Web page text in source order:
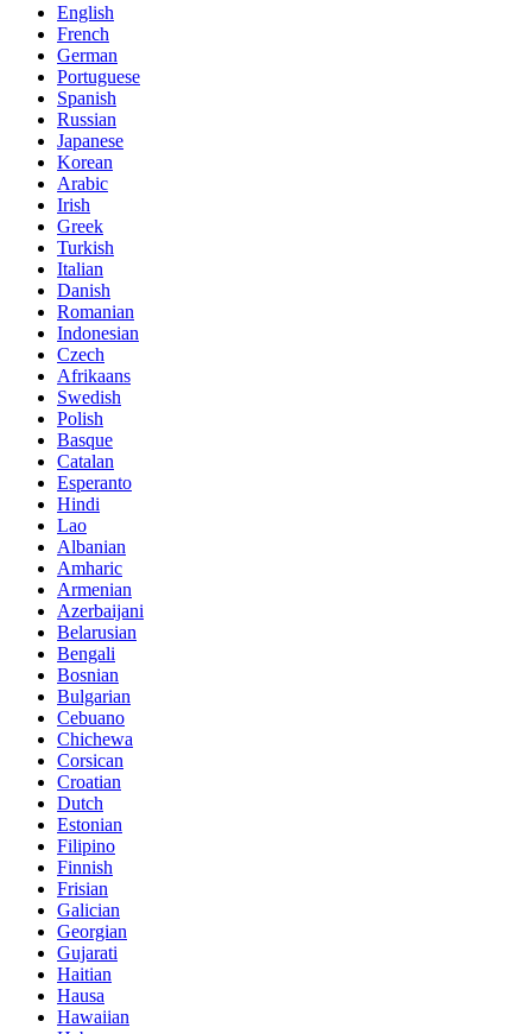
English
French
German
Portuguese
Spanish
Russian
Japanese
Korean
Arabic
Irish
Greek
Turkish
Italian
Danish
Romanian
Indonesian
Czech
Afrikaans
Swedish
Polish
Basque
Catalan
Esperanto
Hindi
Lao
Albanian
Amharic
Armenian
Azerbaijani
Belarusian
Bengali
Bosnian
Bulgarian
Cebuano
Chichewa
Corsican
Croatian
Dutch
Estonian
Filipino
Finnish
Frisian
Galician
Georgian
Gujarati
Haitian
Hausa
Hawaiian